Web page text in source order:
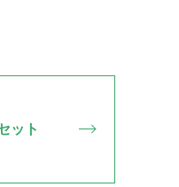
ット